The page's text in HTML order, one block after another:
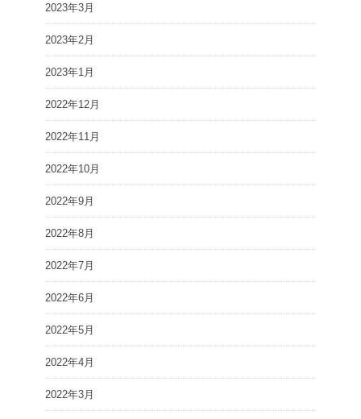
2023年3月
2023年2月
2023年1月
2022年12月
2022年11月
2022年10月
2022年9月
2022年8月
2022年7月
2022年6月
2022年5月
2022年4月
2022年3月